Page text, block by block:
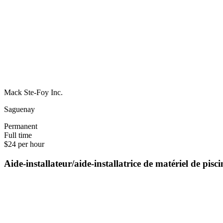
Mack Ste-Foy Inc.
Saguenay
Permanent
Full time
$24 per hour
Aide-installateur/aide-installatrice de matériel de